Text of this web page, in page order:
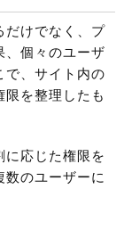
だけでなく、プ
、個々のユーザ
で、サイト内の
を整理したも
に応じた権限を
数のユーザーに